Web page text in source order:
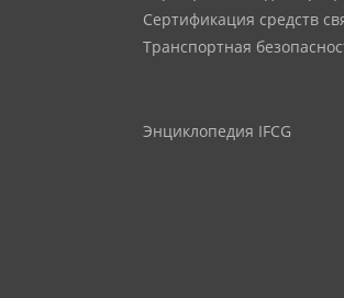
Сертификация средств
Транспортная
Энциклопедия IFCG